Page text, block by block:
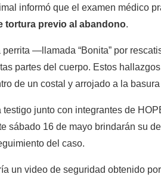
informó que el examen médico
tortura previo al abandono.
—llamada “Bonita” por
partes del cuerpo. Estos
de un costal y arrojado a la
junto con integrantes de
sábado 16 de mayo brindarán su
del caso.
un video de seguridad obtenido